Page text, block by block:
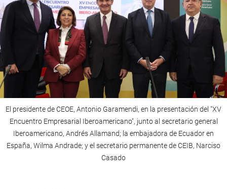
El presidente de CEOE, Antonio Garamendi, en la presentación del "XV
Encuentro Empresarial Iberoamericano", junto al secretario general
Iberoamericano, Andrés Allamand; la embajadora de Ecuador en
España, Wilma Andrade; y el secretario permanente de CEIB, Narciso
Casado